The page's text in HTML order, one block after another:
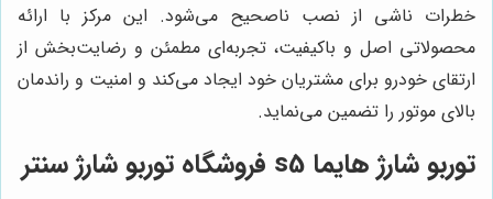
خطرات ناشی از نصب ناصحیح می‌شود. این مرکز با ارائه
محصولاتی اصل و باکیفیت، تجربه‌ای مطمئن و رضایت‌بخش از
ارتقای خودرو برای مشتریان خود ایجاد می‌کند و امنیت و راندمان
بالای موتور را تضمین می‌نماید.
توربو شارژ هایما s5 فروشگاه توربو شارژ سنتر